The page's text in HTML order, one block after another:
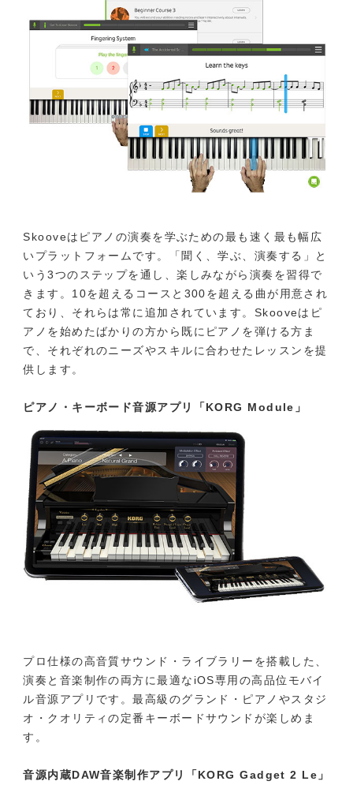
Skooveはピアノの演奏を学ぶための最も速く最も幅広
いプラットフォームです。「聞く、学ぶ、演奏する」と
いう3つのステップを通し、楽しみながら演奏を習得で
きます。10を超えるコースと300を超える曲が用意され
ており、それらは常に追加されています。Skooveはピ
アノを始めたばかりの方から既にピアノを弾ける方ま
で、それぞれのニーズやスキルに合わせたレッスンを提
供します。
ピアノ・キーボード音源アプリ「KORG Module」
プロ仕様の高音質サウンド・ライブラリーを搭載した、
演奏と音楽制作の両方に最適なiOS専用の高品位モバイ
ル音源アプリです。最高級のグランド・ピアノやスタジ
オ・クオリティの定番キーボードサウンドが楽しめま
す。
音源内蔵DAW音楽制作アプリ「KORG Gadget 2 Le」